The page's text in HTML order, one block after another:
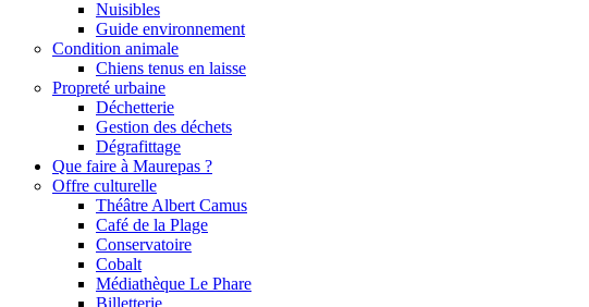
Nuisibles
Guide environnement
Condition animale
Chiens tenus en laisse
Propreté urbaine
Déchetterie
Gestion des déchets
Dégrafittage
Que faire à Maurepas ?
Offre culturelle
Théâtre Albert Camus
Café de la Plage
Conservatoire
Cobalt
Médiathèque Le Phare